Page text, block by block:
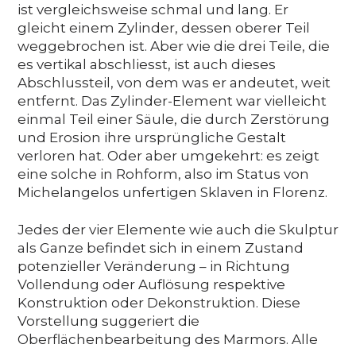
ist vergleichsweise schmal und lang. Er
gleicht einem Zylinder, dessen oberer Teil
weggebrochen ist. Aber wie die drei Teile, die
es vertikal abschliesst, ist auch dieses
Abschlussteil, von dem was er andeutet, weit
entfernt. Das Zylinder-Element war vielleicht
einmal Teil einer Säule, die durch Zerstörung
und Erosion ihre ursprüngliche Gestalt
verloren hat. Oder aber umgekehrt: es zeigt
eine solche in Rohform, also im Status von
Michelangelos unfertigen Sklaven in Florenz.
Jedes der vier Elemente wie auch die Skulptur
als Ganze befindet sich in einem Zustand
potenzieller Veränderung – in Richtung
Vollendung oder Auflösung respektive
Konstruktion oder Dekonstruktion. Diese
Vorstellung suggeriert die
Oberflächenbearbeitung des Marmors. Alle